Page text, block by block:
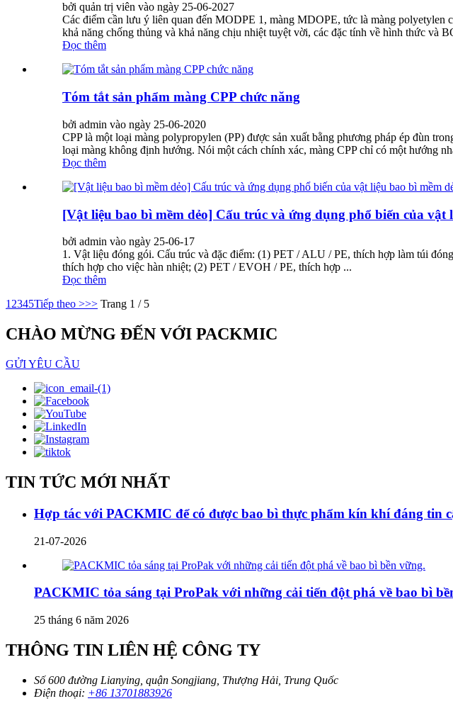
bởi quản trị viên vào ngày 25-06-2027
Các điểm cần lưu ý liên quan đến MODPE 1, màng MDOPE, tức là màng
khả năng chống thủng và khả năng chịu nhiệt tuyệt vời, các đặc tính về hình thức và
Đọc thêm
Tóm tắt sản phẩm màng CPP chức năng
bởi admin vào ngày 25-06-2020
CPP là một loại màng polypropylen (PP) được sản xuất bằng phương pháp ép đùn
loại màng không định hướng. Nói một cách chính xác, màng CPP chỉ có một hướng
Đọc thêm
[Vật liệu bao bì mềm dẻo] Cấu trúc và ứng dụng phổ biến của vật
bởi admin vào ngày 25-06-17
1. Vật liệu đóng gói. Cấu trúc và đặc điểm: (1) PET / ALU / PE, thích hợp làm túi
thích hợp cho việc hàn nhiệt; (2) PET / EVOH / PE, thích hợp ...
Đọc thêm
1 2345Tiếp theo >>> Trang 1 / 5
CHÀO MỪNG ĐẾN VỚI PACKMIC
GỬI YÊU CẦU
TIN TỨC MỚI NHẤT
Hợp tác với PACKMIC để có được bao bì thực phẩm kín khí đáng tin
21-07-2026
PACKMIC tỏa sáng tại ProPak với những cải tiến đột phá về bao bì
25 tháng 6 năm 2026
THÔNG TIN LIÊN HỆ CÔNG TY
Số 600 đường Lianying, quận Songjiang, Thượng Hải, Trung Quốc
Điện thoại: +86 13701883926